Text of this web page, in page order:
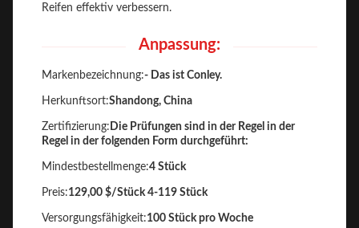
Reifen effektiv verbessern.
Anpassung:
Markenbezeichnung:- Das ist Conley.
Herkunftsort:Shandong, China
Zertifizierung: Die Prüfungen sind in der Regel in der
Regel in der folgenden Form durchgeführt:
Mindestbestellmenge:4 Stück
Preis:129,00 $/Stück 4-119 Stück
Versorgungsfähigkeit:100 Stück pro Woche